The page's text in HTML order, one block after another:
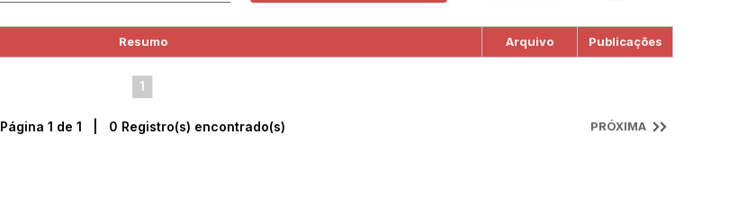
Resumo Arquivo Publicações
1
Página 1 de 1 | 0 Registro(s) encontrado(s) PRÓXIMA